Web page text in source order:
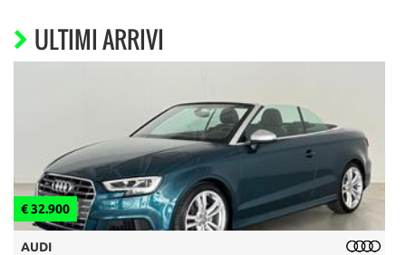
ULTIMI ARRIVI
€ 32.900
AUDI